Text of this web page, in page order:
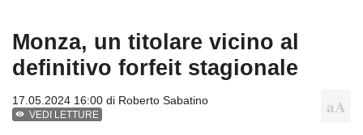
Monza, un titolare vicino al
definitivo forfeit stagionale
17.05.2024 16:00 di Roberto Sabatino
VEDI LETTURE